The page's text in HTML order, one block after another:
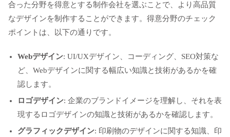
合った分野を得意とする制作会社を選ぶことで、より高品質
なデザインを制作することができます。得意分野のチェック
ポイントは、以下の通りです。
Webデザイン: UI/UXデザイン、コーディング、SEO対策な
ど、Webデザインに関する幅広い知識と技術があるかを確
認します。
ロゴデザイン: 企業のブランドイメージを理解し、それを表
現するロゴデザインの知識と技術があるかを確認します。
グラフィックデザイン: 印刷物のデザインに関する知識、印